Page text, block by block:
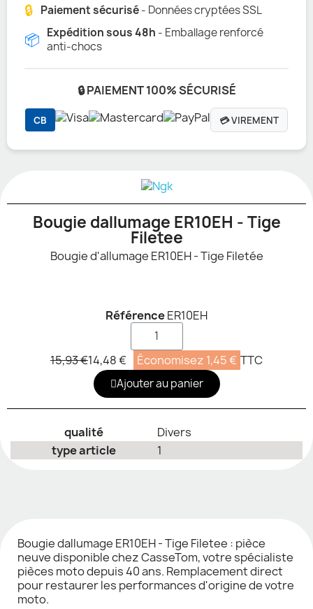
🔒 Paiement sécurisé- Données cryptées SSL
📦 Expédition sous 48h - Emballage renforcé
anti-chocs
🔒 PAIEMENT 100% SÉCURISÉ
CB 💳 VIREMENT
Bougie dallumage ER10EH - Tige
Filetee
Bougie d'allumage ER10EH - Tige Filetée
RéférenceER10EH
15,93 €14,48 € Économisez 1,45 € TTC
Ajouter au panier
qualité
Divers
type article
1
Bougie dallumage ER10EH - Tige Filetee : pièce
neuve disponible chez CasseTom, votre spécialiste
pièces moto depuis 40 ans. Remplacement direct
pour restaurer les performances d'origine de votre
moto.